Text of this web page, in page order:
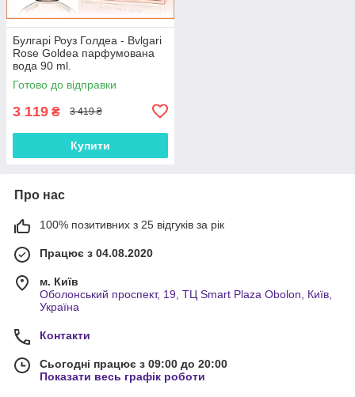
Булгарі Роуз Голдеа - Bvlgari
Rose Goldea парфумована
вода 90 ml.
Готово до відправки
3 119 ₴ 3 419 ₴
Купити
Про нас
100% позитивних з 25 відгуків за рік
Працює з 04.08.2020
м. Київ
Оболонський проспект, 19, ТЦ Smart Plaza Obolon, Київ,
Україна
Контакти
Сьогодні працює з 09:00 до 20:00
Показати весь графік роботи